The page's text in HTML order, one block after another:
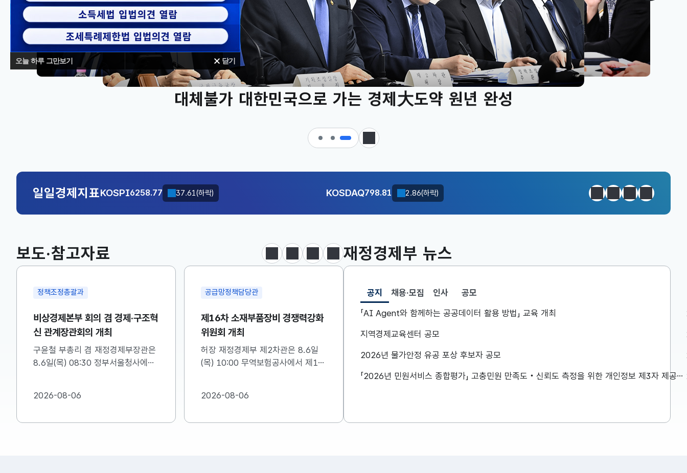
오늘 하루 그만보기 닫기
대체불가 대한민국으로 가는 경제大도약 원년 완성
정지
일일경제지표
달러-원1410.6000
KOSPI KOSDAQ
국고채(3년)3.746 0.004(상승) 달러-원1410.6000 13.2000(하락)
KOSPI6258.77 37.61(하락) KOSDAQ798.81 2.86(하락)
달러-원
정지이전다음일일경제지
보도·참고자료
정책조정총괄과
비상경제본부 회의 겸 경제·구조혁
신 관계장관회의 개최
구윤철 부총리 겸 재정경제부장관은
8.6일(목) 08:30 정부서울청사에서
자세한 내용은 첨부자료를 참고하여
2026-08-06
공급망정책담당관
제16차 소재부품장비 경쟁력강화
위원회 개최
허장 재정경제부 제2차관은 8.6일
(목) 10:00 무역보험공사에서 제16
첨부를 참고하시기 바랍니다....
2026-08-06
조세분석과
[보도참고] 출산·혼인세액공제 등
세제지원 제도는 종료되는 것이 아
변경됩니다.
정부는 ’26.8.3.(월) 「2026년 세제
지원하고 있는 일부 제도를 재정(예
구윤철 부총리, 창신동 쪽방촌을
계층 생활환경을 점검하였습니다. 보
정지 이전 다음 보도·참고자료 더보기
재정경제부 뉴스
공지
선택됨
공지
「AI Agent와 함께하는 공공데이터 활용 방법」 교육 개최
지역경제교육센터 공모
2026년 물가안정 유공 포상 후보자 공모
「2026년 민원서비스 종합평가」 고충민원 만족도‧신뢰도 측정을 위한 개인정보 제3자 제공사항 공고
채용·모집 인사 공모